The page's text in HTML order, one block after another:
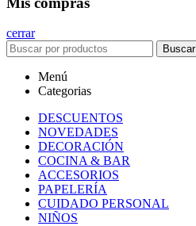
cerrar
Buscar
Menú
Categorias
DESCUENTOS
NOVEDADES
DECORACIÓN
COCINA & BAR
ACCESORIOS
PAPELERÍA
CUIDADO PERSONAL
NIÑOS